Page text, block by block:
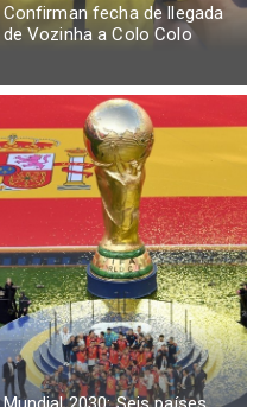
Confirman fecha de llegada
de Vozinha a Colo Colo